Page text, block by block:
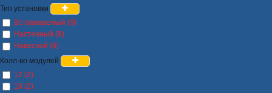
Тип установки
Встраиваемый (9)
Настенный (8)
Навесной (6)
Колл-во модулей
12 (2)
18 (2)